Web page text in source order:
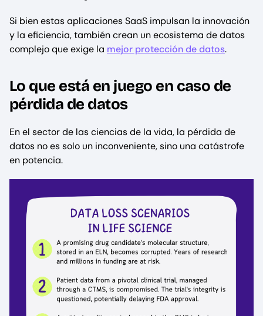
Si bien estas aplicaciones SaaS impulsan la innovación
y la eficiencia, también crean un ecosistema de datos
complejo que exige la mejor protección de datos.
Lo que está en juego en caso de
pérdida de datos
En el sector de las ciencias de la vida, la pérdida de
datos no es solo un inconveniente, sino una catástrofe
en potencia.